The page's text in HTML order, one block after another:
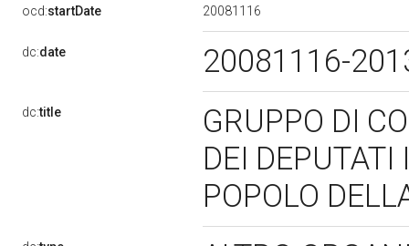
ocd:startDate 20081116
dc:date 20081116-
dc:title
GRUPPO DI
DEI
POPOLO